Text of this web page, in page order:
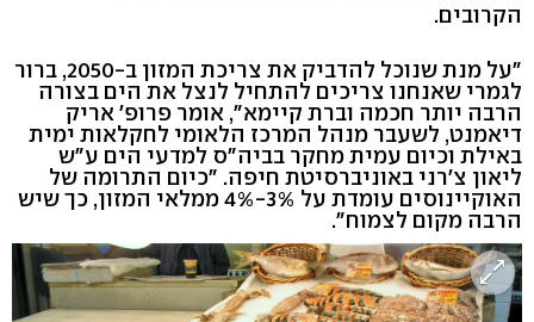
הקרובים.
"על מנת שנוכל להדביק את צריכת המזון ב-2050, ברור
לגמרי שאנחנו צריכים להתחיל לנצל את הים בצורה
הרבה יותר חכמה וברת קיימא", אומר פרופ' אריק
דיאמנט, לשעבר מנהל המרכז הלאומי לחקלאות ימית
באילת וכיום עמית מחקר בביה"ס למדעי הים ע"ש
ליאון צ'רני באוניברסיטת חיפה. "כיום התרומה של
האוקיינוסים עומדת על 3%-4% ממלאי המזון, כך שיש
הרבה מקום לצמוח".